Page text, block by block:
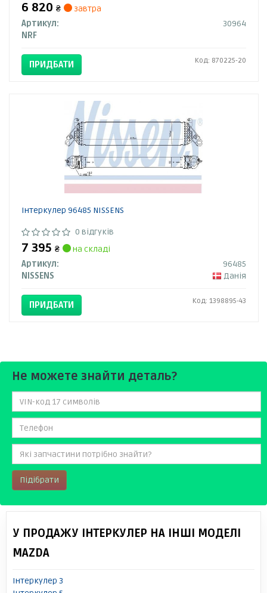
6 820 ₴
завтра
Артикул:
30964
NRF
ПРИДБАТИ Код: 870225-20
Інтеркулер 96485 NISSENS
0 відгуків
7 395 ₴
на складі
Артикул:
96485
NISSENS
Данія
ПРИДБАТИ Код: 1398895-43
Не можете знайти деталь?
Підібрати
У ПРОДАЖУ ІНТЕРКУЛЕР НА ІНШІ МОДЕЛІ
MAZDA
Інтеркулер 3